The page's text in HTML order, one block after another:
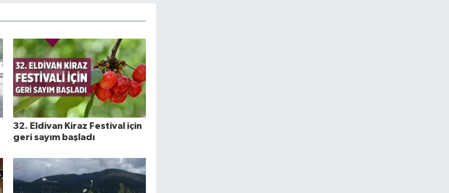
32. Eldivan Kiraz Festival için
geri sayım başladı